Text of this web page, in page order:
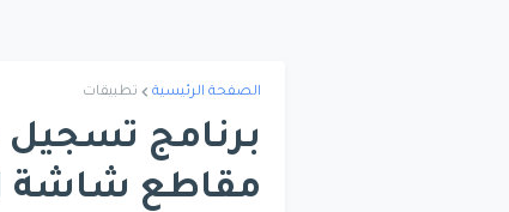
الصفحة الرئيسية تطبيقات
برنامج
مقاطع شاشة